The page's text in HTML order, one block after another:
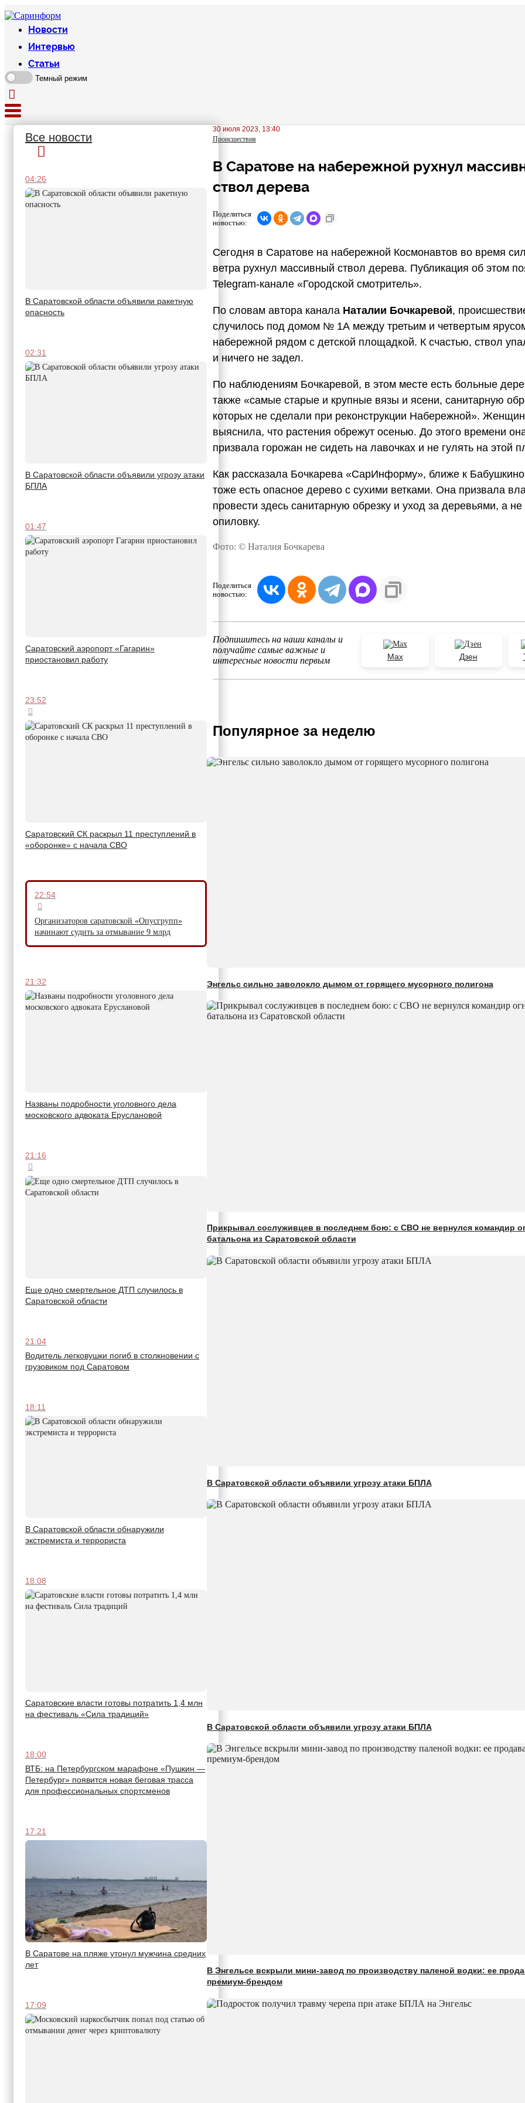
Новости
Интервью
Статьи
Темный режим
Все новости
04:26
В Саратовской области объявили ракетную
опасность
02:31
В Саратовской области объявили угрозу атаки
БПЛА
01:47
Саратовский аэропорт «Гагарин»
приостановил работу
23:52
Саратовский СК раскрыл 11 преступлений в
«оборонке» с начала СВО
22:54
Организаторов саратовской «Опусгрупп»
начинают судить за отмывание 9 млрд
21:32
Названы подробности уголовного дела
московского адвоката Еруслановой
21:16
Еще одно смертельное ДТП случилось в
Саратовской области
21:04
Водитель легковушки погиб в столкновении с
грузовиком под Саратовом
18:11
В Саратовской области обнаружили
экстремиста и террориста
18:08
Саратовские власти готовы потратить 1,4 млн
на фестиваль «Сила традиций»
18:00
ВТБ: на Петербургском марафоне «Пушкин —
Петербург» появится новая беговая трасса
для профессиональных спортсменов
17:21
В Саратове на пляже утонул мужчина средних
лет
17:09
30 июля 2023, 13:40
Происшествия
В Саратове на набережной рухнул
ствол дерева
Поделиться
новостью:
Сегодня в Саратове на набережной Космонавтов во время
ветра рухнул массивный ствол дерева. Публикация об этом
Telegram-канале «Городской смотритель».
По словам автора канала Наталии Бочкаревой,
случилось под домом № 1А между третьим и четвертым
набережной рядом с детской площадкой. К счастью, ствол
и ничего не задел.
По наблюдениям Бочкаревой, в этом месте есть больные
также «самые старые и крупные вязы и ясени, санитарную
которых не сделали при реконструкции Набережной».
выяснила, что растения обрежут осенью. До этого времени
призвала горожан не сидеть на лавочках и не гулять на этой
Как рассказала Бочкарева «СарИнформу», ближе к
тоже есть опасное дерево с сухими ветками. Она призвала
провести здесь санитарную обрезку и уход за деревьями, а не
опиловку.
Фото: © Наталия Бочкарева
Поделиться
новостью:
Подпишитесь на наши каналы и
получайте самые важные и
интересные новости первым
Max Дзен
Популярное за неделю
Энгельс сильно заволокло дымом от горящего мусорного полигона
Прикрывал сослуживцев в последнем бою: с СВО не вернулся командир
батальона из Саратовской области
В Саратовской области объявили угрозу атаки БПЛА
В Саратовской области объявили угрозу атаки БПЛА
В Энгельсе вскрыли мини-завод по производству паленой водки: ее
премиум-брендом